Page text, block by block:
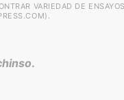
VARIEDAD DE
.